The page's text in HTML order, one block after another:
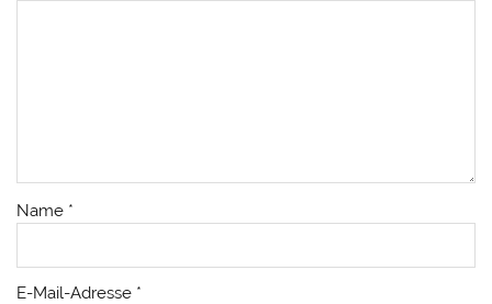
Name *
E-Mail-Adresse *